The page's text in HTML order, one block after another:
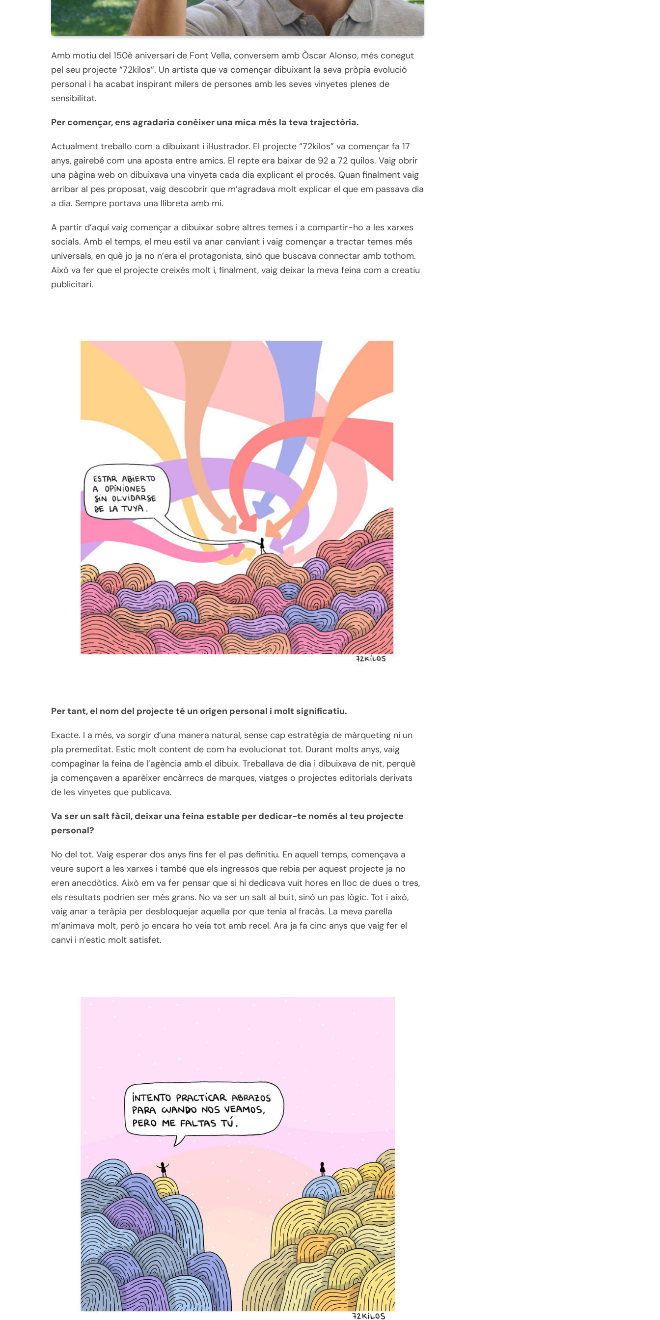
Amb motiu del 150è aniversari de Font Vella, conversem amb Òscar Alonso, més conegut
pel seu projecte “72kilos”. Un artista que va començar dibuixant la seva pròpia evolució
personal i ha acabat inspirant milers de persones amb les seves vinyetes plenes de
sensibilitat.
Per començar, ens agradaria conèixer una mica més la teva trajectòria.
Actualment treballo com a dibuixant i il·lustrador. El projecte “72kilos” va començar fa 17
anys, gairebé com una aposta entre amics. El repte era baixar de 92 a 72 quilos. Vaig obrir
una pàgina web on dibuixava una vinyeta cada dia explicant el procés. Quan finalment vaig
arribar al pes proposat, vaig descobrir que m’agradava molt explicar el que em passava dia
a dia. Sempre portava una llibreta amb mi.
A partir d’aquí vaig començar a dibuixar sobre altres temes i a compartir-ho a les xarxes
socials. Amb el temps, el meu estil va anar canviant i vaig començar a tractar temes més
universals, en què jo ja no n’era el protagonista, sinó que buscava connectar amb tothom.
Això va fer que el projecte creixés molt i, finalment, vaig deixar la meva feina com a creatiu
publicitari.
Per tant, el nom del projecte té un origen personal i molt significatiu.
Exacte. I a més, va sorgir d’una manera natural, sense cap estratègia de màrqueting ni un
pla premeditat. Estic molt content de com ha evolucionat tot. Durant molts anys, vaig
compaginar la feina de l’agència amb el dibuix. Treballava de dia i dibuixava de nit, perquè
ja començaven a aparèixer encàrrecs de marques, viatges o projectes editorials derivats
de les vinyetes que publicava.
Va ser un salt fàcil, deixar una feina estable per dedicar-te només al teu projecte
personal?
No del tot. Vaig esperar dos anys fins fer el pas definitiu. En aquell temps, començava a
veure suport a les xarxes i també que els ingressos que rebia per aquest projecte ja no
eren anecdòtics. Això em va fer pensar que si hi dedicava vuit hores en lloc de dues o tres,
els resultats podrien ser més grans. No va ser un salt al buit, sinó un pas lògic. Tot i això,
vaig anar a teràpia per desbloquejar aquella por que tenia al fracàs. La meva parella
m’animava molt, però jo encara ho veia tot amb recel. Ara ja fa cinc anys que vaig fer el
canvi i n’estic molt satisfet.